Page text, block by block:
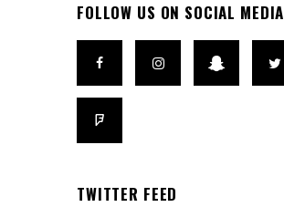
FOLLOW US ON SOCIAL MEDIA
TWITTER FEED